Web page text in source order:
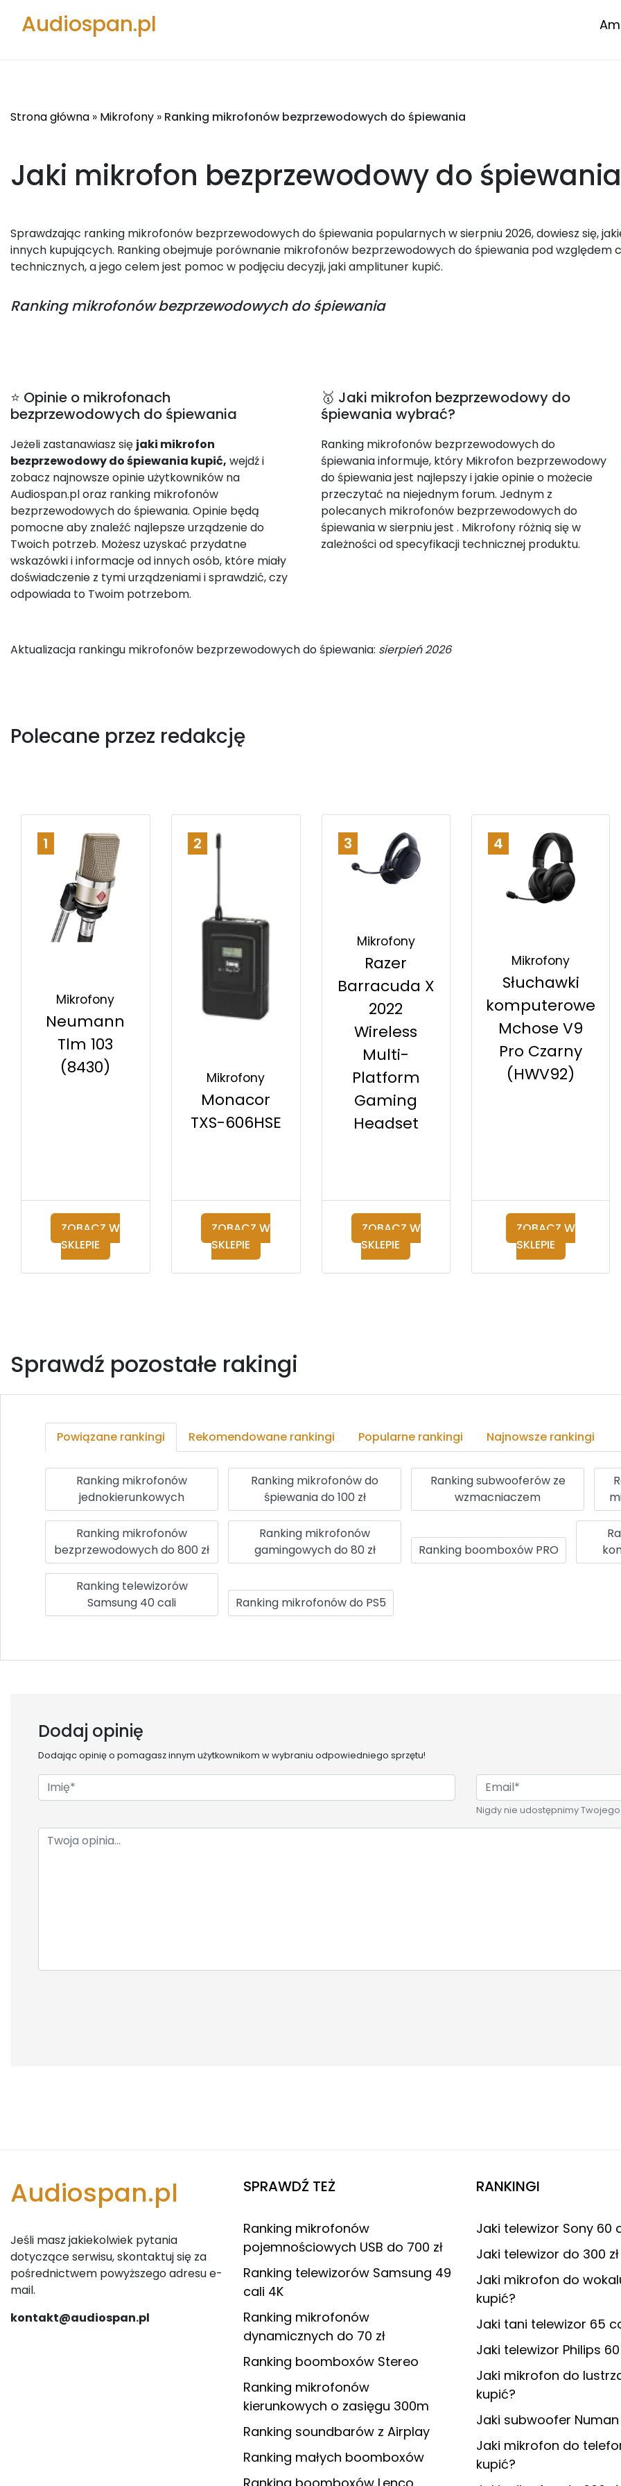
Audiospan.pl
Strona główna » Mikrofony » Ranking mikrofonów bezprzewodowych do śpiewania
Jaki mikrofon bezprzewodowy do śpiewania
Sprawdzając ranking mikrofonów bezprzewodowych do śpiewania popularnych w sierpniu 2026, dowiesz się,
innych kupujących. Ranking obejmuje porównanie mikrofonów bezprzewodowych do śpiewania pod względem
technicznych, a jego celem jest pomoc w podjęciu decyzji, jaki amplituner kupić.
Rankingmikrofonów bezprzewodowych do śpiewania
⭐ Opinie o mikrofonach
bezprzewodowych do śpiewania
Jeżeli zastanawiasz się jaki mikrofon
bezprzewodowy do śpiewania kupić, wejdź i
zobacz najnowsze opinie użytkowników na
Audiospan.pl oraz ranking mikrofonów
bezprzewodowych do śpiewania. Opinie będą
pomocne aby znaleźć najlepsze urządzenie do
Twoich potrzeb. Możesz uzyskać przydatne
wskazówki i informacje od innych osób, które miały
doświadczenie z tymi urządzeniami i sprawdzić, czy
odpowiada to Twoim potrzebom.
🥇 Jaki mikrofon bezprzewodowy do
śpiewania wybrać?
Ranking mikrofonów bezprzewodowych do
śpiewania informuje, który Mikrofon bezprzewodowy
do śpiewania jest najlepszy i jakie opinie o możecie
przeczytać na niejednym forum. Jednym z
polecanych mikrofonów bezprzewodowych do
śpiewania w sierpniu jest . Mikrofony różnią się w
zależności od specyfikacji technicznej produktu.
Aktualizacja rankingu mikrofonów bezprzewodowych do śpiewania: sierpień 2026
Polecane przez redakcję
1
Mikrofony
Neumann
Tlm 103
(8430)
ZOBACZ W
SKLEPIE
2
Mikrofony
Monacor
TXS-606HSE
ZOBACZ W
SKLEPIE
3
Mikrofony
Razer
Barracuda X
2022
Wireless
Multi-
Platform
Gaming
Headset
ZOBACZ W
SKLEPIE
4
Mikrofony
Słuchawki
komputerowe
Mchose V9
Pro Czarny
(HWV92)
ZOBACZ W
SKLEPIE
Sprawdź pozostałe rakingi
Powiązane rankingi Rekomendowane rankingi Popularne rankingi Najnowsze rankingi
Ranking mikrofonów
jednokierunkowych
Ranking mikrofonów do
śpiewania do 100 zł
Ranking subwooferów ze
wzmacniaczem
Ranking mikrofonów
bezprzewodowych do 800 zł
Ranking mikrofonów
gamingowych do 80 zł
Ranking boomboxów PRO
Ranking telewizorów
Samsung 40 cali
Ranking mikrofonów do PS5
Dodaj opinię
Dodając opinię o pomagasz innym użytkownikom w wybraniu odpowiedniego sprzętu!
Nigdy nie udostępnimy
Audiospan.pl
Jeśli masz jakiekolwiek pytania
dotyczące serwisu, skontaktuj się za
pośrednictwem powyższego adresu e-
mail.
kontakt@audiospan.pl
SPRAWDŹ TEŻ
Ranking mikrofonów
pojemnościowych USB do 700 zł
Ranking telewizorów Samsung 49
cali 4K
Ranking mikrofonów
dynamicznych do 70 zł
Ranking boomboxów Stereo
Ranking mikrofonów
kierunkowych o zasięgu 300m
Ranking soundbarów z Airplay
Ranking małych boomboxów
RANKINGI
Jaki telewizor Sony 60
Jaki telewizor do 300
Jaki mikrofon do
kupić?
Jaki tani telewizor 65
Jaki telewizor Philips
Jaki mikrofon do
kupić?
Jaki subwoofer
Jaki mikrofon do
kupić?